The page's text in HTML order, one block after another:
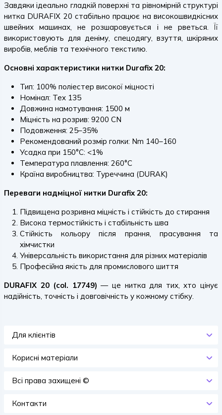
Завдяки ідеально гладкій поверхні та рівномірній структурі
нитка DURAFIX 20 стабільно працює на високошвидкісних
швейних машинах, не розшаровується і не рветься. Її
використовують для деніму, спецодягу, взуття, шкіряних
виробів, меблів та технічного текстилю.
Основні характеристики нитки Durafix 20:
Тип: 100% поліестер високої міцності
Номінал: Tex 135
Довжина намотування: 1500 м
Міцність на розрив: 9200 CN
Подовження: 25–35%
Рекомендований розмір голки: Nm 140–160
Усадка при 150°C: <1%
Температура плавлення: 260°C
Країна виробництва: Туреччина (DURAK)
Переваги надміцної нитки Durafix 20:
Підвищена розривна міцність і стійкість до стирання
Висока термостійкість і стабільність шва
Стійкість кольору після прання, прасування та
хімчистки
Універсальність використання для різних матеріалів
Професійна якість для промислового шиття
DURAFIX 20 (col. 17749) — це нитка для тих, хто цінує
надійність, точність і довговічність у кожному стібку.
Для клієнтів
Корисні матеріали
Всi права захищенi ©
Контакти